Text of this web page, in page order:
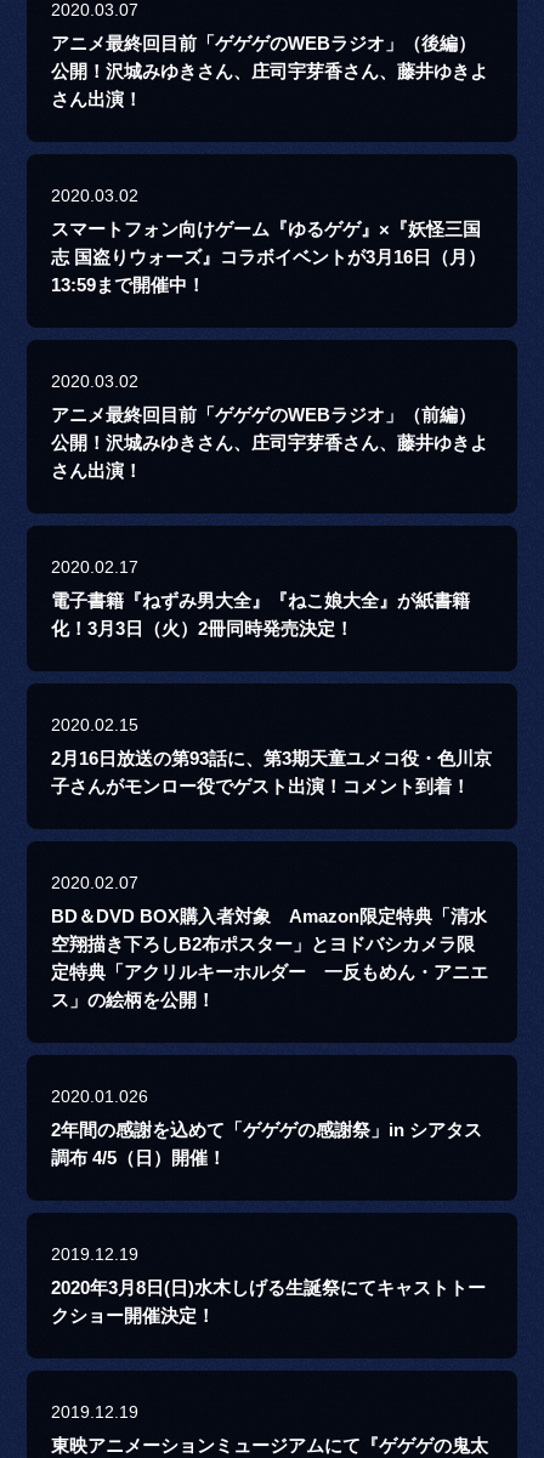
2020.03.07
アニメ最終回目前「ゲゲゲのWEBラジオ」（後編）
公開！沢城みゆきさん、庄司宇芽香さん、藤井ゆきよ
さん出演！
2020.03.02
スマートフォン向けゲーム『ゆるゲゲ』×『妖怪三国
志 国盗りウォーズ』コラボイベントが3月16日（月）
13:59まで開催中！
2020.03.02
アニメ最終回目前「ゲゲゲのWEBラジオ」（前編）
公開！沢城みゆきさん、庄司宇芽香さん、藤井ゆきよ
さん出演！
2020.02.17
電子書籍『ねずみ男大全』『ねこ娘大全』が紙書籍
化！3月3日（火）2冊同時発売決定！
2020.02.15
2月16日放送の第93話に、第3期天童ユメコ役・色川京
子さんがモンロー役でゲスト出演！コメント到着！
2020.02.07
BD＆DVD BOX購入者対象 Amazon限定特典「清水
空翔描き下ろしB2布ポスター」とヨドバシカメラ限
定特典「アクリルキーホルダー 一反もめん・アニエ
ス」の絵柄を公開！
2020.01.026
2年間の感謝を込めて「ゲゲゲの感謝祭」in シアタス
調布 4/5（日）開催！
2019.12.19
2020年3月8日(日)水木しげる生誕祭にてキャストトー
クショー開催決定！
2019.12.19
東映アニメーションミュージアムにて『ゲゲゲの鬼太